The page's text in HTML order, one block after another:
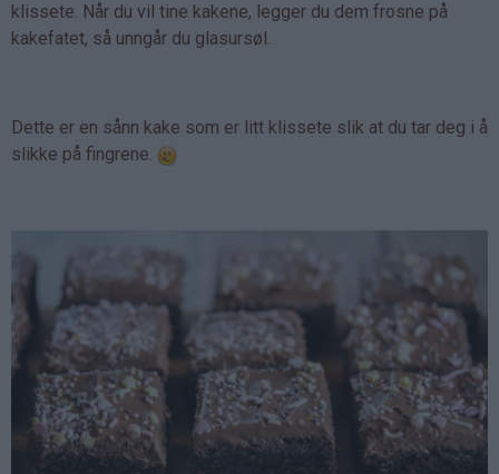
klissete. Når du vil tine kakene, legger du dem frosne på
kakefatet, så unngår du glasursøl.
Dette er en sånn kake som er litt klissete slik at du tar deg i å
slikke på fingrene.